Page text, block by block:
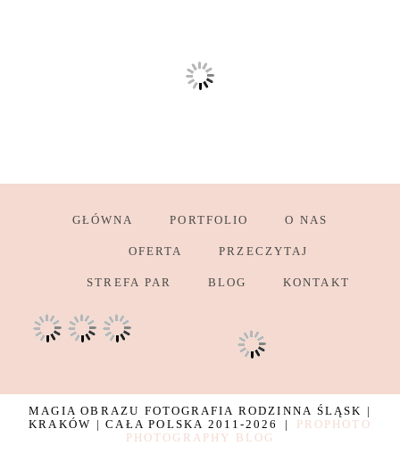
GŁÓWNA PORTFOLIO O NAS
OFERTA PRZECZYTAJ
STREFA PAR BLOG KONTAKT
MAGIA OBRAZU FOTOGRAFIA RODZINNA ŚLĄSK |
KRAKÓW | CAŁA POLSKA 2011-2026
|
PROPHOTO
PHOTOGRAPHY BLOG